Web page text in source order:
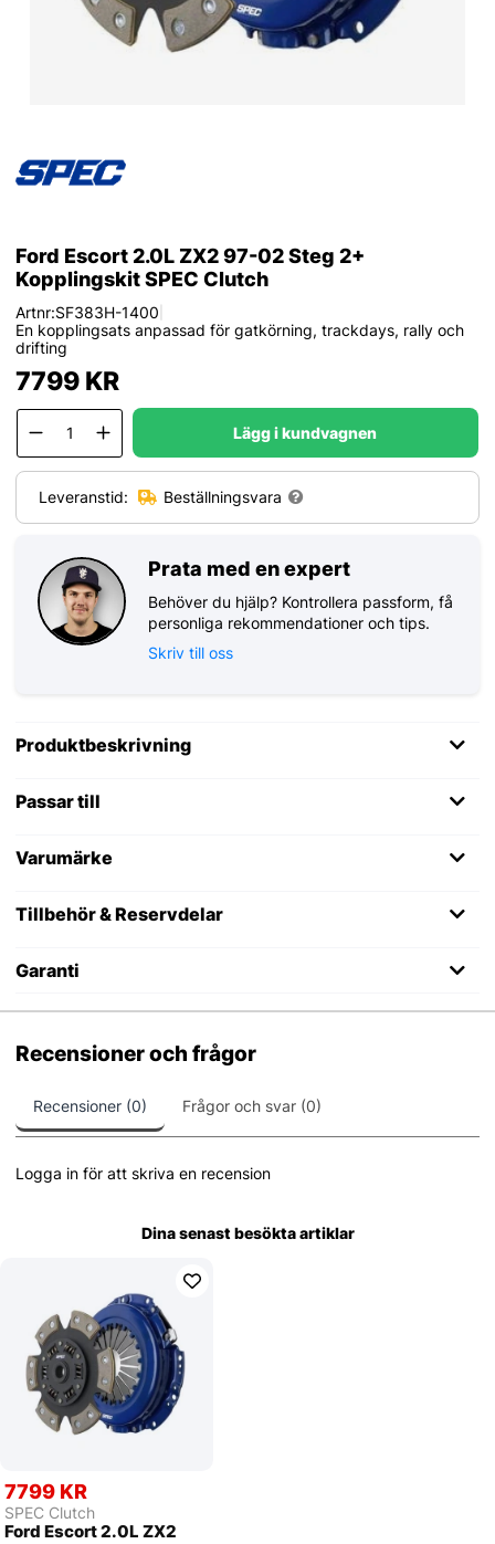
Ford Escort 2.0L ZX2 97-02 Steg 2+
Kopplingskit SPEC Clutch
Artnr:SF383H-1400
En kopplingsats anpassad för gatkörning, trackdays, rally och
drifting
7799KR
Lägg i kundvagnen
Leveranstid: Beställningsvara
Prata med en expert
Behöver du hjälp? Kontrollera passform, få
personliga rekommendationer och tips.
Skriv till oss
Produktbeskrivning
Passar till
Varumärke
Tillbehör & Reservdelar
Garanti
Recensioner och frågor
Recensioner (0) Frågor och svar (0)
Logga in för att skriva en recension
Dina senast besökta artiklar
7799 KR
SPEC Clutch
Ford Escort 2.0L ZX2